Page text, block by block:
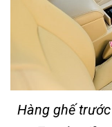
Hàng ghế